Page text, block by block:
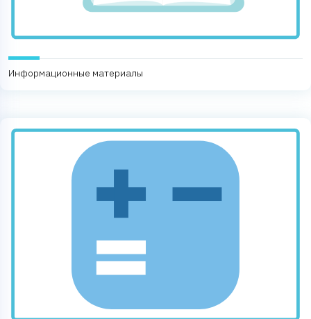
Информационные материалы